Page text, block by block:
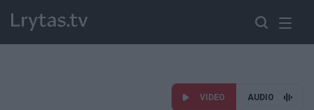
VIDEO AUDIO